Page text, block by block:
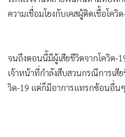
• อินโดจีน
• Factcheck
• ญี่ปุ่น
• News1
ความเชื่อมโยงกับเคสผู้ติดเชื้อโควิ
จนถึงตอนนี้มีผู้เสียชีวิตจากโควิด-
เจ้าหน้าที่กำลังสืบสวนกรณีการเสี
วิด-19 แต่ก็มีอาการแทรกซ้อนอื่น